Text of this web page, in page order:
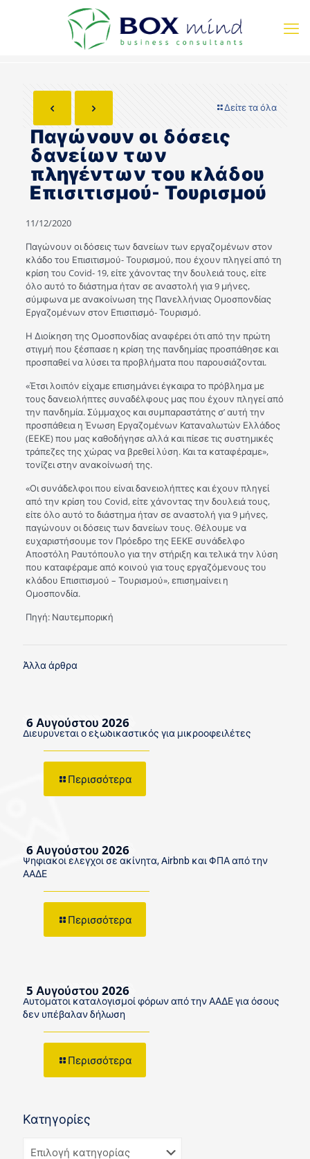
Δείτε τα όλα
Παγώνουν οι δόσεις
δανείων των
πληγέντων του κλάδου
Επισιτισμού- Τουρισμού
11/12/2020
Παγώνουν οι δόσεις των δανείων των εργαζομένων στον
κλάδο του Επισιτισμού- Τουρισμού, που έχουν πληγεί από τη
κρίση του Covid- 19, είτε χάνοντας την δουλειά τους, είτε
όλο αυτό το διάστημα ήταν σε αναστολή για 9 μήνες,
σύμφωνα με ανακοίνωση της Πανελλήνιας Ομοσπονδίας
Εργαζομένων στον Επισιτισμό- Τουρισμό.
Η Διοίκηση της Ομοσπονδίας αναφέρει ότι από την πρώτη
στιγμή που ξέσπασε η κρίση της πανδημίας προσπάθησε και
προσπαθεί να λύσει τα προβλήματα που παρουσιάζονται.
«Έτσι λοιπόν είχαμε επισημάνει έγκαιρα το πρόβλημα με
τους δανειολήπτες συναδέλφους μας που έχουν πληγεί από
την πανδημία. Σύμμαχος και συμπαραστάτης σ’ αυτή την
προσπάθεια η Ένωση Εργαζομένων Καταναλωτών Ελλάδος
(ΕΕΚΕ) που μας καθοδήγησε αλλά και πίεσε τις συστημικές
τράπεζες της χώρας να βρεθεί λύση. Και τα καταφέραμε»,
τονίζει στην ανακοίνωσή της.
«Οι συνάδελφοι που είναι δανειολήπτες και έχουν πληγεί
από την κρίση του Covid, είτε χάνοντας την δουλειά τους,
είτε όλο αυτό το διάστημα ήταν σε αναστολή για 9 μήνες,
παγώνουν οι δόσεις των δανείων τους. Θέλουμε να
ευχαριστήσουμε τον Πρόεδρο της ΕΕΚΕ συνάδελφο
Αποστόλη Ραυτόπουλο για την στήριξη και τελικά την λύση
που καταφέραμε από κοινού για τους εργαζόμενους του
κλάδου Επισιτισμού – Τουρισμού», επισημαίνει η
Ομοσπονδία.
Πηγή: Ναυτεμπορική
Άλλα άρθρα
6 Αυγούστου 2026
Διευρύνεται ο εξωδικαστικός για μικροοφειλέτες
Περισσότερα
6 Αυγούστου 2026
Ψηφιακοί έλεγχοι σε ακίνητα, Airbnb και ΦΠΑ από την
ΑΑΔΕ
Περισσότερα
5 Αυγούστου 2026
Αυτόματοι καταλογισμοί φόρων από την ΑΑΔΕ για όσους
δεν υπέβαλαν δήλωση
Περισσότερα
Κατηγορίες